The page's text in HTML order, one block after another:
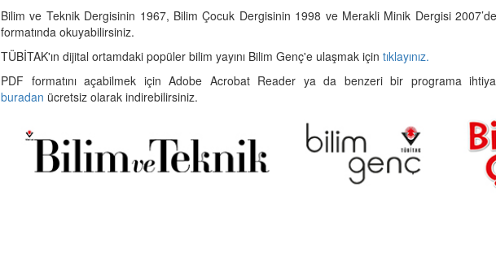
Bilim ve Teknik Dergisinin 1967, Bilim Çocuk Dergisinin 1998 ve Merakli Minik Dergisi
formatında okuyabilirsiniz.
TÜBİTAK'ın dijital ortamdaki popüler bilim yayını Bilim Genç'e ulaşmak için tıklayınız.
PDF formatını açabilmek için Adobe Acrobat Reader ya da benzeri bir programa
buradan ücretsiz olarak indirebilirsiniz.